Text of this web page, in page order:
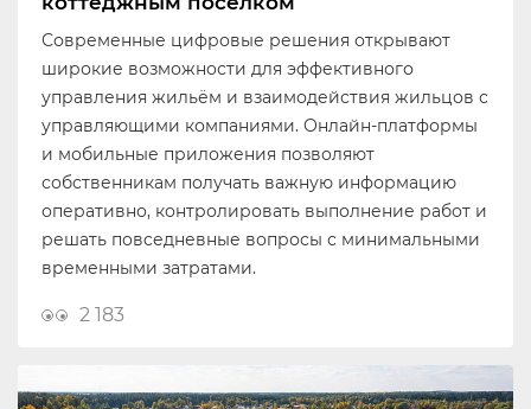
Современные цифровые решения открывают
широкие возможности для эффективного
управления жильём и взаимодействия жильцов с
управляющими компаниями. Онлайн-платформы
и мобильные приложения позволяют
собственникам получать важную информацию
оперативно, контролировать выполнение работ и
решать повседневные вопросы с минимальными
временными затратами.
2 183